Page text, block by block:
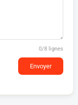
0/8 lignes
Envoyer